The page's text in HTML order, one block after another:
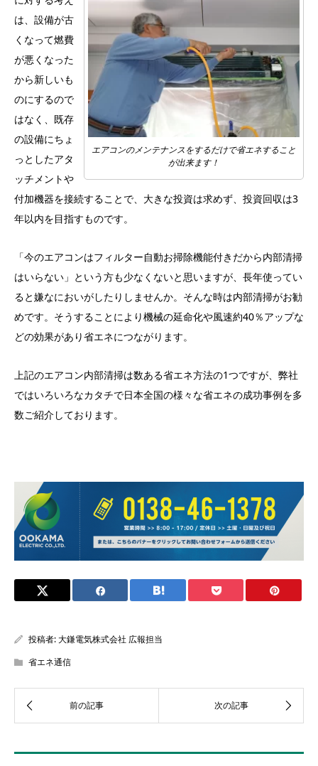
エアコンのメンテナンスをするだけで省エネすること
が出来ます！
は、設備が古
くなって燃費
が悪くなった
から新しいも
のにするので
はなく、既存
の設備にちょ
っとしたアタ
ッチメントや
付加機器を接続することで、大きな投資は求めず、投資回収は3
年以内を目指すものです。
「今のエアコンはフィルター自動お掃除機能付きだから内部清掃
はいらない」という方も少なくないと思いますが、長年使ってい
ると嫌なにおいがしたりしませんか。そんな時は内部清掃がお勧
めです。そうすることにより機械の延命化や風速約40％アップな
どの効果があり省エネにつながります。
上記のエアコン内部清掃は数ある省エネ方法の1つですが、弊社
ではいろいろなカタチで日本全国の様々な省エネの成功事例を多
数ご紹介しております。
投稿者:大鎌電気株式会社 広報担当
省エネ通信